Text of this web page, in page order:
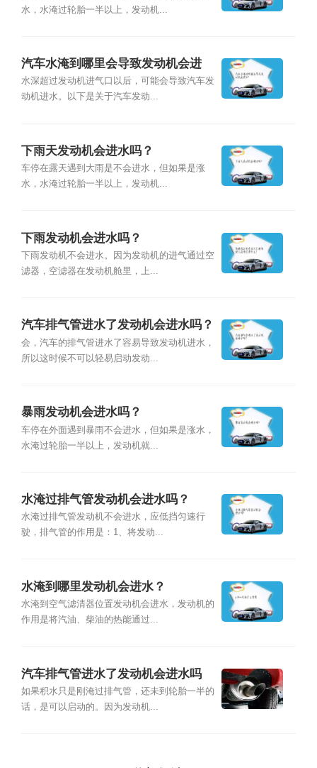
水，水淹过轮胎一半以上，发动机...
汽车水淹到哪里会导致发动机会进
水？
水深超过发动机进气口以后，可能会导致汽车发
动机进水。以下是关于汽车发动...
下雨天发动机会进水吗？
车停在露天遇到大雨是不会进水，但如果是涨
水，水淹过轮胎一半以上，发动机...
下雨发动机会进水吗？
下雨发动机不会进水。因为发动机的进气通过空
滤器，空滤器在发动机舱里，上...
汽车排气管进水了发动机会进水吗？
会，汽车的排气管进水了容易导致发动机进水，
所以这时候不可以轻易启动发动...
暴雨发动机会进水吗？
车停在外面遇到暴雨不会进水，但如果是涨水，
水淹过轮胎一半以上，发动机就...
水淹过排气管发动机会进水吗？
水淹过排气管发动机不会进水，应低挡匀速行
驶，排气管的作用是：1、将发动...
水淹到哪里发动机会进水？
水淹到空气滤清器位置发动机会进水，发动机的
作用是将汽油、柴油的热能通过...
汽车排气管进水了发动机会进水吗
如果积水只是刚淹过排气管，还未到轮胎一半的
话，是可以启动的。因为发动机...